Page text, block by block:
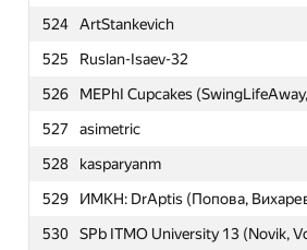
524
ArtStankevich
525
Ruslan-Isaev-32
526
MEPhI Cupcakes
527
asimetric
528
kasparyanm
529
ИМКН: DrAptis (Попова,
530
SPb ITMO University 13 (Novik,
501 lalki (zdanovichevgeny, Дима
502
olymp96
503
* ИМКН: Ural SU Psych Up
504
ИМКН, РтФ: Perfect bastards
505
SPb State Polytechnic University 5
506
ИМКН: Catstructor (Фомин,
507
alex70095